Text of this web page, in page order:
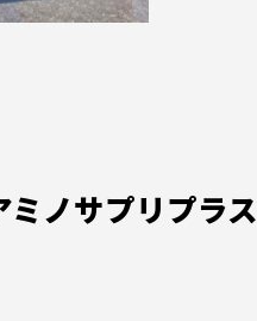
ノサプリプラス